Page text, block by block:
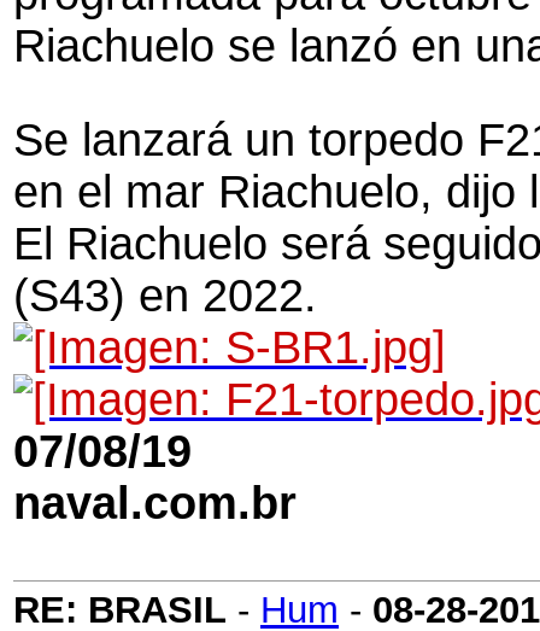
Riachuelo se lanzó en
Se lanzará un torpedo
en el mar Riachuelo, dijo
El Riachuelo será
(S43) en 2022.
07/08/19
naval.com.br
RE: BRASIL - Hum - 08-28-